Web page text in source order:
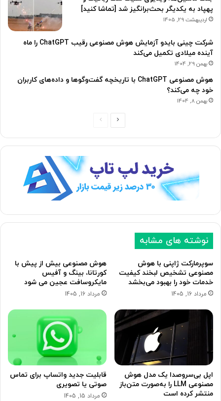
پهپاد به یکدیگر بحث‌برانگیز شد [تماشا کنید]
اردیبهشت 29, 1405
شرکت چینی بایدو آزمایش هوش مصنوعی رقیب ChatGPT را ماه
آینده میلادی تکمیل می‌کند
بهمن 29, 1404
هوش مصنوعی ChatGPT با تاریخچه گفت‌وگوها و داده‌های کاربران
خود چه می‌کند؟
بهمن 8, 1404
صفحه
صفحه
نوشته های مشابه
سوپرمارکت ژاپنی با هوش
مصنوعی تشخیص لبخند کیفیت
خدمات خود را بهبود می‌بخشد
مرداد 16, 1405
هوش مصنوعی بیش از پیش با
کورتانا، بینگ و آفیس
مایکروسافت عجین می شود
مرداد 16, 1405
اپل بی‌سروصدا یک مدل هوش
مصنوعی LLM را به‌صورت متن‌باز
منتشر کرده است
قابلیت جدید واتساپ برای تماس
صوتی یا تصویری
مرداد 15, 1405